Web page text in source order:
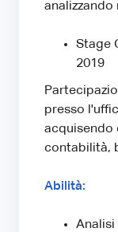
Stage
2019
presso
acquisendo
contabilità,
Abilità:
Analisi